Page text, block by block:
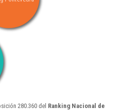
280.360 del Ranking Nacional de